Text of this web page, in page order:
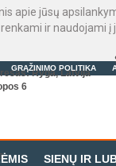
apie jūsų
ir
GRĄŽINIMO POLITIKA
Ryga, Latvija
6
SIENŲ IR